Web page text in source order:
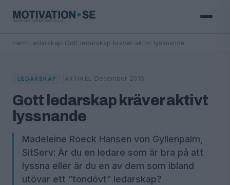
Hem Ledarskap Gott ledarskap kräver aktivt lyssnande
LEDARSKAP ARTIKEL December 2016
Gott ledarskap kräver aktivt
lyssnande
Madeleine Roeck Hansen von Gyllenpalm,
SitServ: Är du en ledare som är bra på att
lyssna eller är du en av dem som ibland
utövar ett ”tondövt” ledarskap?